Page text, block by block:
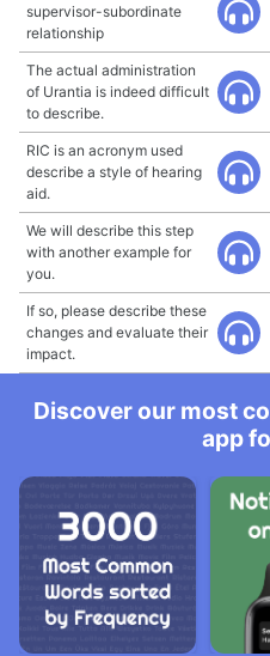
supervisor-subordinate
relationship
The actual administration
of Urantia is indeed difficult
to describe.
RIC is an acronym used
describe a style of hearing
aid.
We will describe this step
with another example for
you.
If so, please describe these
changes and evaluate their
impact.
Discover our most
app